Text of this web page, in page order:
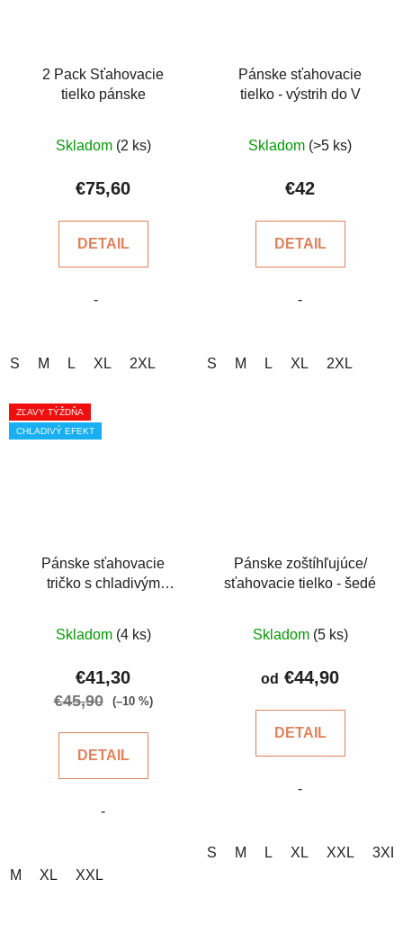
2 Pack Sťahovacie
tielko pánske
Skladom (2 ks)
€75,60
DETAIL
-
S M L XL 2XL
Pánske sťahovacie
tielko - výstrih do V
Skladom (>5 ks)
€42
DETAIL
-
S M L XL 2XL
ZĽAVY TÝŽDŇA
CHLADIVÝ EFEKT
Pánske sťahovacie
tričko s chladivým
hodnotenie
produktu
je
Skladom (4 ks)
€41,30
€45,90 (–10 %)
DETAIL
-
M XL XXL
Pánske zoštíhľujúce/
sťahovacie tielko - šedé
hodnotenie
produktu
z
hviezdičiek.
Skladom (5 ks)
od €44,90
DETAIL
-
S M L XL XXL 3XL